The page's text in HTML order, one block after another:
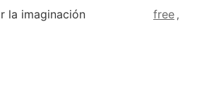
free ,
la imaginación